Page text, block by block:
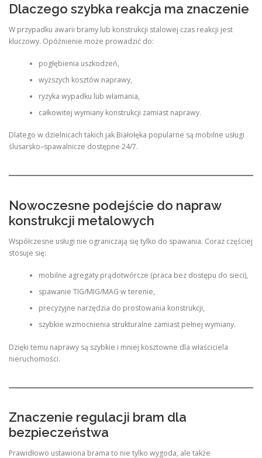
Dlaczego szybka reakcja ma znaczenie
W przypadku awarii bramy lub konstrukcji stalowej czas reakcji jest
kluczowy. Opóźnienie może prowadzić do:
pogłębienia uszkodzeń,
wyższych kosztów naprawy,
ryzyka wypadku lub włamania,
całkowitej wymiany konstrukcji zamiast naprawy.
Dlatego w dzielnicach takich jak Białołęka popularne są mobilne usługi
ślusarsko–spawalnicze dostępne 24/7.
Nowoczesne podejście do napraw
konstrukcji metalowych
Współczesne usługi nie ograniczają się tylko do spawania. Coraz częściej
stosuje się:
mobilne agregaty prądotwórcze (praca bez dostępu do sieci),
spawanie TIG/MIG/MAG w terenie,
precyzyjne narzędzia do prostowania konstrukcji,
szybkie wzmocnienia strukturalne zamiast pełnej wymiany.
Dzięki temu naprawy są szybkie i mniej kosztowne dla właściciela
nieruchomości.
Znaczenie regulacji bram dla
bezpieczeństwa
Prawidłowo ustawiona brama to nie tylko wygoda, ale także